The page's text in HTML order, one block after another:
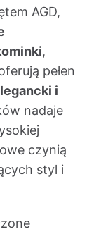
AGD,
,
pełen
i
nadaje
czynią
styl i